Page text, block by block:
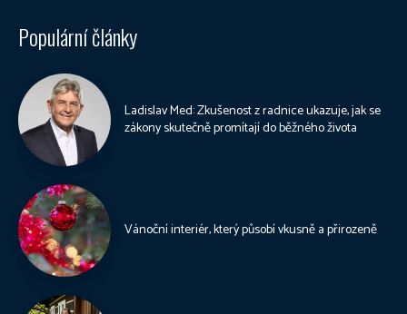
Populární články
Ladislav Med: Zkušenost z radnice ukazuje, jak se
zákony skutečně promítají do běžného života
Vánoční interiér, který působí vkusně a přirozeně